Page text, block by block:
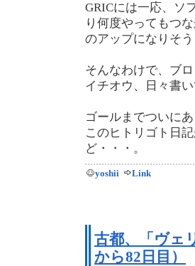
GRICには一応、ソ
り何度やってもつ
のアップになりそう
そんなわけで、ブ
イチオウ、日々書
ゴールまでついにあ
このヒトリゴト日
ど・・・。
yoshii Link
古都、「ヴェ
から82日目）